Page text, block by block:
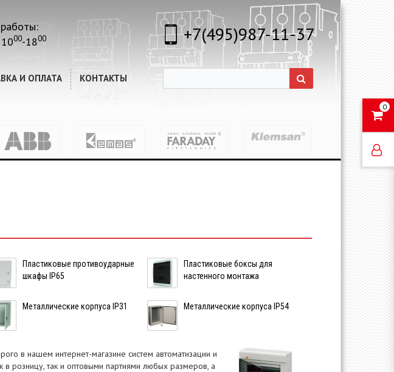
0
00-1800 +7(495)987-11-37
И ОПЛАТА
КОНТАКТЫ
Пластиковые противоударные
шкафы IP65
Пластиковые боксы для
настенного монтажа
Металлические корпуса IP31 Металлические корпуса IP54
в нашем интернет-магазине систем автоматизации и
розницу, так и оптовыми партиями любых размеров, а